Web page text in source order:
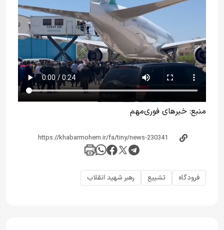
منبع: خبرهای فوری‌مهم
فرودگاه تشییع رهبر شهید انقلاب